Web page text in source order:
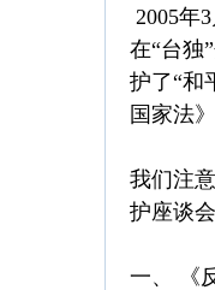
2005年
在“台独
护了“和
国家法
我们注
护座谈
一、 《